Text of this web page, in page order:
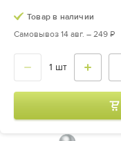
Товар в наличии
Самовывоз 14 авг. – 249 ₽